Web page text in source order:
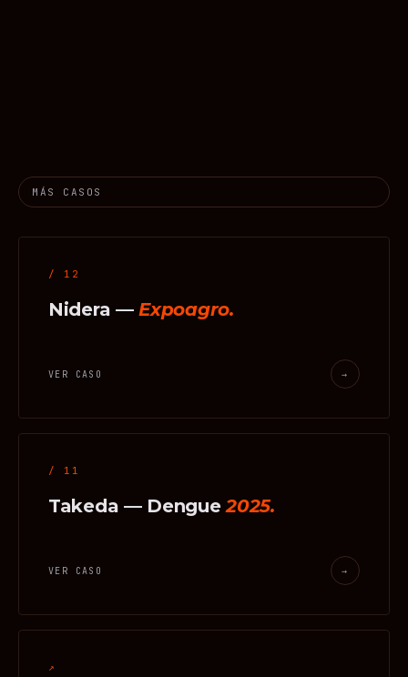
MÁS CASOS
/ 12
Nidera —Expoagro.
VER CASO →
/ 11
Takeda — Dengue2025.
VER CASO →
↗